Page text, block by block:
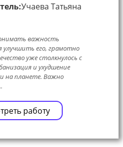
Учаева Татьяна
важность
его, грамотно
уже столкнулось с
и ухудшение
на планете. Важно
работу